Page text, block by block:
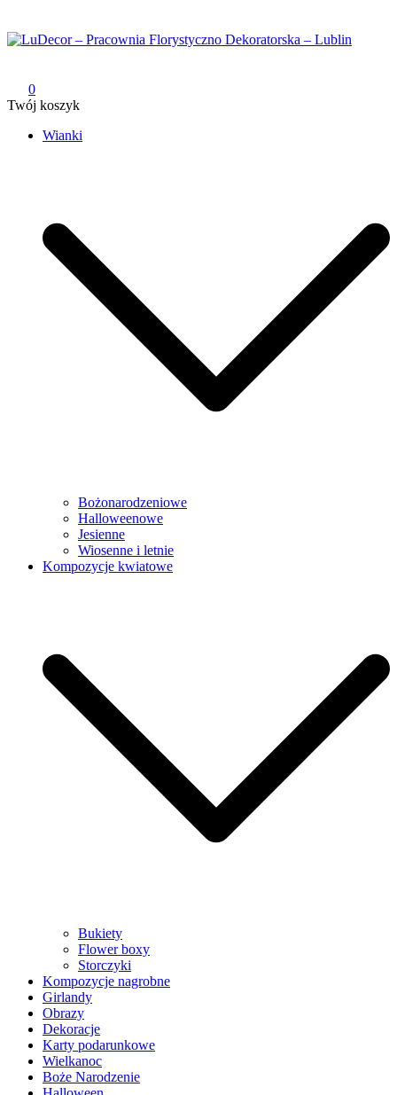
do
treści
0
Twój koszyk
Wianki
Bożonarodzeniowe
Halloweenowe
Jesienne
Wiosenne i letnie
Kompozycje kwiatowe
Bukiety
Flower boxy
Storczyki
Kompozycje nagrobne
Girlandy
Obrazy
Dekoracje
Karty podarunkowe
Wielkanoc
Boże Narodzenie